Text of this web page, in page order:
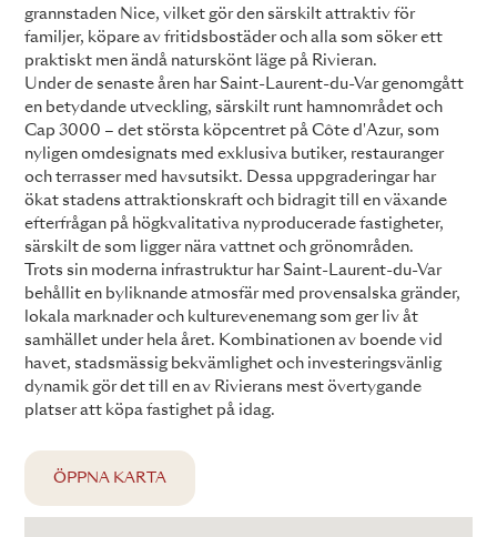
grannstaden Nice, vilket gör den särskilt attraktiv för
familjer, köpare av fritidsbostäder och alla som söker ett
praktiskt men ändå naturskönt läge på Rivieran.
Under de senaste åren har Saint-Laurent-du-Var genomgått
en betydande utveckling, särskilt runt hamnområdet och
Cap 3000 – det största köpcentret på Côte d'Azur, som
nyligen omdesignats med exklusiva butiker, restauranger
och terrasser med havsutsikt. Dessa uppgraderingar har
ökat stadens attraktionskraft och bidragit till en växande
efterfrågan på högkvalitativa nyproducerade fastigheter,
särskilt de som ligger nära vattnet och grönområden.
Trots sin moderna infrastruktur har Saint-Laurent-du-Var
behållit en byliknande atmosfär med provensalska gränder,
lokala marknader och kulturevenemang som ger liv åt
samhället under hela året. Kombinationen av boende vid
havet, stadsmässig bekvämlighet och investeringsvänlig
dynamik gör det till en av Rivierans mest övertygande
platser att köpa fastighet på idag.
ÖPPNA KARTA